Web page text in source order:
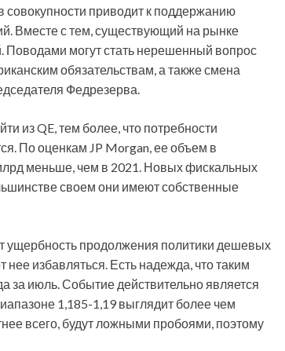
приводит к поддержанию
Вместе с тем, существующий на рынке
Поводами могут стать нерешенный вопрос
обязательствам, а также смена
Федрезерва.
из QE, тем более, что потребности
По оценкам JP Morgan, ее объем в
меньше, чем в 2021. Новых фискальных
своем они имеют собственные
ущербность продолжения политики дешевых
нее избавляться. Есть надежда, что таким
за июль. Событие действительно является
1,185-1,19 выглядит более чем
всего, будут ложными пробоями, поэтому